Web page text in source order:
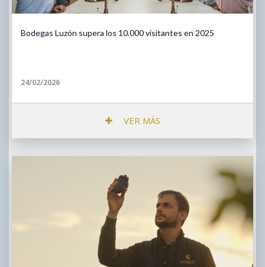
Bodegas Luzón supera los 10.000 visitantes en 2025
24/02/2026
VER MÁS